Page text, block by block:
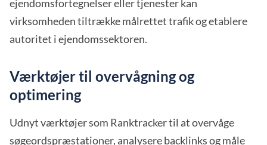
ejendomsfortegnelser eller tjenester kan
virksomheden tiltrække målrettet trafik og etablere
autoritet i ejendomssektoren.
Værktøjer til overvågning og
optimering
Udnyt værktøjer som Ranktracker til at overvåge
søgeordspræstationer, analysere backlinks og måle